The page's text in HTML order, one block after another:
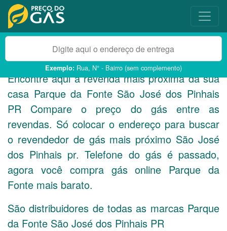
Exemplo: Rua, N° - Bairro (sem complemento)
Encontre aqui a revenda mais próxima da sua
casa Parque da Fonte São José dos Pinhais
PR Compare o preço do gás entre as
revendas. Só colocar o endereço para buscar
o revendedor de gás mais próximo São José
dos Pinhais pr. Telefone do gás é passado,
agora você compra gás online Parque da
Fonte mais barato.
São distribuidores de todas as marcas Parque
da Fonte São José dos Pinhais PR